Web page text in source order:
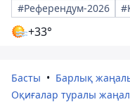
#Референдум-2026
+33°
Басты
Барлық
Оқиғалар туралы